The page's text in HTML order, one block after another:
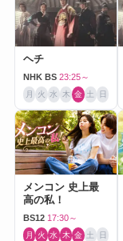
ヘチ
NHK BS 23:25～
月 火 水 木 金 土 日
メンコン 史上最
高の私！
BS12 17:30～
月 火 水 木 金 土 日